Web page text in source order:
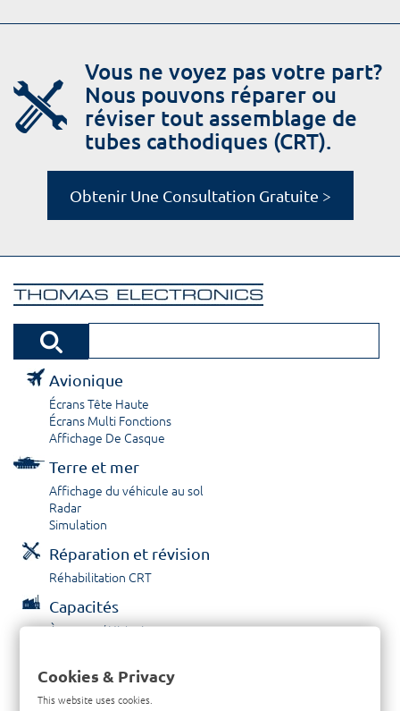
Vous ne voyez pas votre part?
Nous pouvons réparer ou
réviser tout assemblage de
tubes cathodiques (CRT).
Obtenir Une Consultation Gratuite >
Avionique
Écrans Tête Haute
Écrans Multi Fonctions
Affichage De Casque
Terre et mer
Affichage du véhicule au sol
Radar
Simulation
Réparation et révision
Réhabilitation CRT
Capacités
À propos / Historique
Contactez nous
Cookies & Privacy
This website uses cookies.